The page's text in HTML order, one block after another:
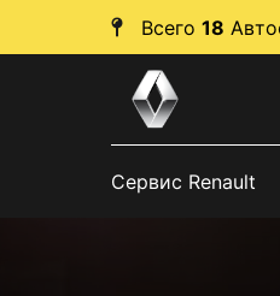
Всего 18
Сервис Renault